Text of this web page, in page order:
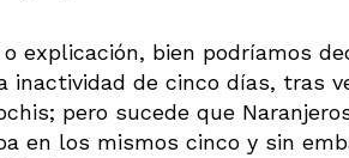
explicación, bien podríamos
inactividad de cinco días, tras
pero sucede que
en los mismos cinco y sin